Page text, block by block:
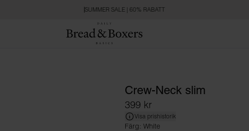
SUMMER SALE | 60% RABATT
Crew-Neck slim
399 kr
Visa prishistorik
Färg: White